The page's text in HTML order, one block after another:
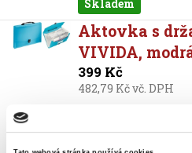
Skladem
Aktovka s
VIVIDA,
399 Kč
482,79 Kč vč. DPH